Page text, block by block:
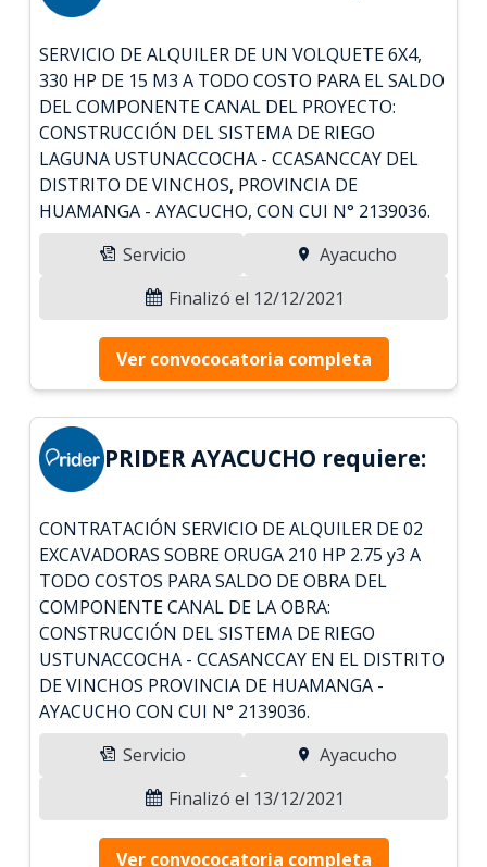
SERVICIO DE ALQUILER DE UN VOLQUETE 6X4,
330 HP DE 15 M3 A TODO COSTO PARA EL SALDO
DEL COMPONENTE CANAL DEL PROYECTO:
CONSTRUCCIÓN DEL SISTEMA DE RIEGO
LAGUNA USTUNACCOCHA - CCASANCCAY DEL
DISTRITO DE VINCHOS, PROVINCIA DE
HUAMANGA - AYACUCHO, CON CUI N° 2139036.
Servicio
Ayacucho
Finalizó el 12/12/2021
Ver convococatoria completa
PRIDER AYACUCHO requiere:
CONTRATACIÓN SERVICIO DE ALQUILER DE 02
EXCAVADORAS SOBRE ORUGA 210 HP 2.75 y3 A
TODO COSTOS PARA SALDO DE OBRA DEL
COMPONENTE CANAL DE LA OBRA:
CONSTRUCCIÓN DEL SISTEMA DE RIEGO
USTUNACCOCHA - CCASANCCAY EN EL DISTRITO
DE VINCHOS PROVINCIA DE HUAMANGA -
AYACUCHO CON CUI N° 2139036.
Servicio
Ayacucho
Finalizó el 13/12/2021
Ver convococatoria completa